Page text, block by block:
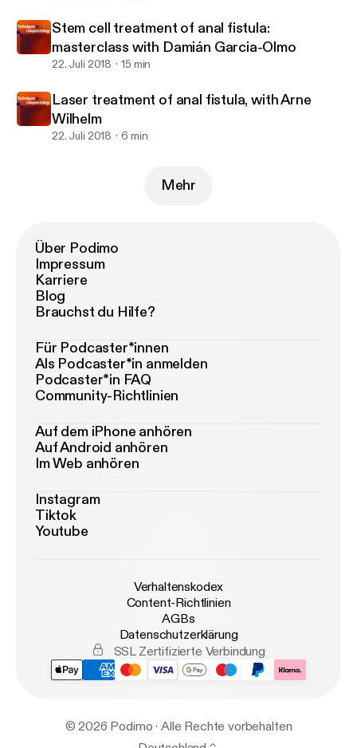
Stem cell treatment of anal fistula:
masterclass with Damián Garcia-Olmo
22. Juli 2018 15 min
Laser treatment of anal fistula, with Arne
Wilhelm
22. Juli 2018 6 min
Mehr
Über Podimo
Impressum
Karriere
Blog
Brauchst du Hilfe?
Für Podcaster*innen
Als Podcaster*in anmelden
Podcaster*in FAQ
Community-Richtlinien
Auf dem iPhone anhören
Auf Android anhören
Im Web anhören
Instagram
Tiktok
Youtube
Verhaltenskodex
Content-Richtlinien
AGBs
Datenschutzerklärung
SSL Zertifizierte Verbindung
© 2026 Podimo · Alle Rechte vorbehalten